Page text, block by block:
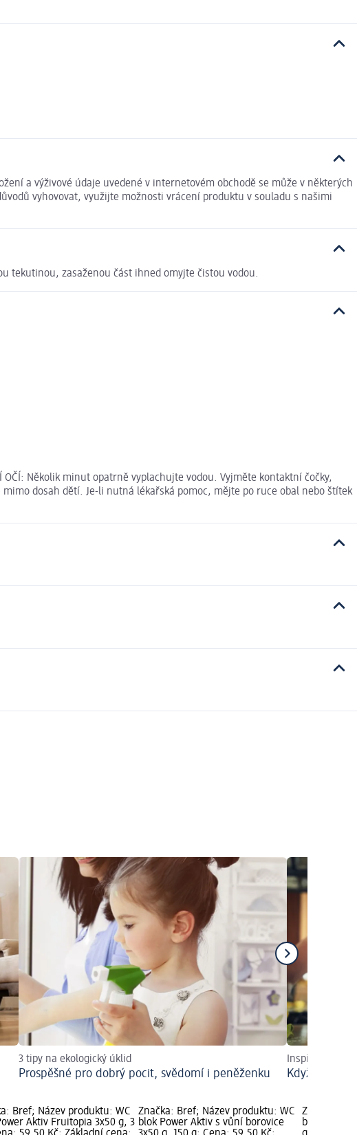
a výživové údaje uvedené v internetovém obchodě se může v některých
vyhovovat, využijte možnosti vrácení produktu v souladu s našimi
tekutinou, zasaženou část ihned omyjte čistou vodou.
Několik minut opatrně vyplachujte vodou. Vyjměte kontaktní čočky,
dosah dětí. Je-li nutná lékařská pomoc, mějte po ruce obal nebo štítek
3 tipy na ekologický úklid
Prospěšné pro dobrý pocit, svědomí i peněženku
Inspirovat se
Když se
Bref; Název produktu: WC
Aktiv Fruitopia 3x50 g, 3
Značka: Bref; Název produktu: WC
blok Power Aktiv s vůní borovice
Značka:
blok Power